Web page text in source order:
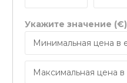
Укажите значение (€)